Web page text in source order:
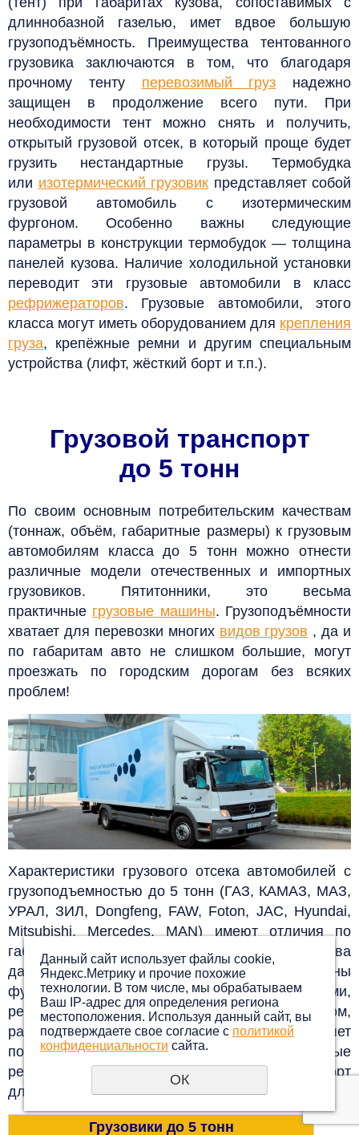
длиннобазной газелью, имет вдвое большую
грузоподъёмность. Преимущества тентованного
грузовика заключаются в том, что благодаря
прочному тенту перевозимый груз надежно
защищен в продолжение всего пути. При
необходимости тент можно снять и получить,
открытый грузовой отсек, в который проще будет
грузить нестандартные грузы. Термобудка
или изотермический грузовик представляет собой
грузовой автомобиль с изотермическим
фургоном.Особенно важны следующие
параметры в конструкции термобудок — толщина
панелей кузова. Наличие холодильной установки
переводит эти грузовые автомобили в класс
рефрижераторов. Грузовые автомобили, этого
класса могут иметь оборудованием для крепления
груза, крепёжные ремни и другим специальным
устройства (лифт, жёсткий борт и т.п.).
Грузовой транспорт
до 5 тонн
По своим основным потребительским качествам
(тоннаж, объём, габаритные размеры) к грузовым
автомобилям класса до 5 тонн можно отнести
различные модели отечественных и импортных
грузовиков. Пятитонники, это весьма
практичные грузовые машины. Грузоподъёмности
хватает для перевозки многих видов грузов , да и
по габаритам авто не слишком большие, могут
проезжать по городским дорогам без всяких
проблем!
Характеристики грузового отсека автомобилей с
грузоподъемностью до 5 тонн (ГАЗ, КАМАЗ, МАЗ,
УРАЛ, ЗИЛ, Dongfeng, FAW, Foton, JAC, Hyundai,
Mitsubishi, Mercedes, MAN) имеют отличия по
габаритным размерам и объёму кузова.
Кузова
данных транспортных средств представлены
фургонами, тентованными будками,
рефрижераторами, бортовым транспортом,
размеры которых различны. Это позволяет
потребителям принимать целесообразные
решения на тему, какой выбрать автотранспорт
для перевозки груза.
Грузовики до 5 тонн
Данный сайт использует файлы cookie,
Яндекс.Метрику и прочие похожие
технологии. В том числе, мы обрабатываем
Ваш IP-адрес для определения региона
местоположения. Используя данный сайт, вы
подтверждаете свое согласие с политикой
конфиденциальности сайта.
ОК